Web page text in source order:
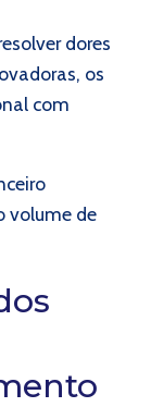
dores
os
com
volume de